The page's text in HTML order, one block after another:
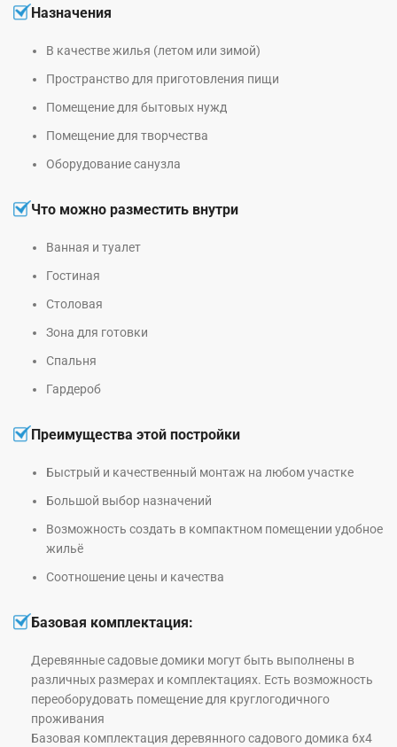
Назначения
В качестве жилья (летом или зимой)
Пространство для приготовления пищи
Помещение для бытовых нужд
Помещение для творчества
Оборудование санузла
Что можно разместить внутри
Ванная и туалет
Гостиная
Столовая
Зона для готовки
Спальня
Гардероб
Преимущества этой постройки
Быстрый и качественный монтаж на любом участке
Большой выбор назначений
Возможность создать в компактном помещении удобное
жильё
Соотношение цены и качества
Базовая комплектация:
Деревянные садовые домики могут быть выполнены в
различных размерах и комплектациях. Есть возможность
переоборудовать помещение для круглогодичного
проживания
Базовая комплектация деревянного садового домика 6х4